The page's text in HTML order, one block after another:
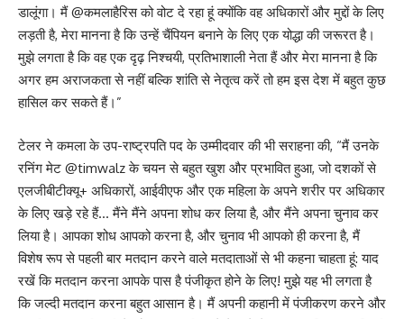
डालूंगा। मैं @कमलाहैरिस को वोट दे रहा हूं क्योंकि वह अधिकारों और मुद्दों के लिए
लड़ती है, मेरा मानना ​​है कि उन्हें चैंपियन बनाने के लिए एक योद्धा की जरूरत है।
मुझे लगता है कि वह एक दृढ़ निश्चयी, प्रतिभाशाली नेता हैं और मेरा मानना ​​है कि
अगर हम अराजकता से नहीं बल्कि शांति से नेतृत्व करें तो हम इस देश में बहुत कुछ
हासिल कर सकते हैं।”
टेलर ने कमला के उप-राष्ट्रपति पद के उम्मीदवार की भी सराहना की, “मैं उनके
रनिंग मेट @timwalz के चयन से बहुत खुश और प्रभावित हुआ, जो दशकों से
एलजीबीटीक्यू+ अधिकारों, आईवीएफ और एक महिला के अपने शरीर पर अधिकार
के लिए खड़े रहे हैं… मैंने मैंने अपना शोध कर लिया है, और मैंने अपना चुनाव कर
लिया है। आपका शोध आपको करना है, और चुनाव भी आपको ही करना है, मैं
विशेष रूप से पहली बार मतदान करने वाले मतदाताओं से भी कहना चाहता हूं: याद
रखें कि मतदान करना आपके पास है पंजीकृत होने के लिए! मुझे यह भी लगता है
कि जल्दी मतदान करना बहुत आसान है। मैं अपनी कहानी में पंजीकरण करने और